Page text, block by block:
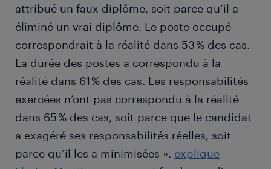
attribué un faux diplôme, soit parce qu’il a
éliminé un vrai diplôme. Le poste occupé
correspondrait à la réalité dans 53 % des cas.
La durée des postes a correspondu à la
réalité dans 61 % des cas. Les responsabilités
exercées n’ont pas correspondu à la réalité
dans 65 % des cas, soit parce que le candidat
a exagéré ses responsabilités réelles, soit
parce qu’il les a minimisées », explique